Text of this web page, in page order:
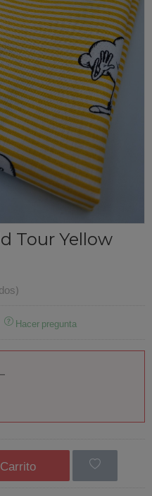
Tour Yellow
Hacer pregunta